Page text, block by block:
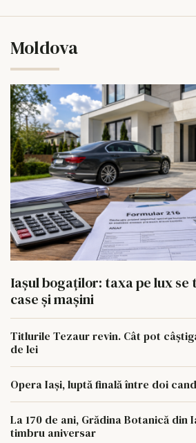
Moldova
Iașul bogaților: taxa pe lux
case și mașini
Titlurile Tezaur revin. Cât pot
de lei
Opera Iași, luptă finală între doi
La 170 de ani, Grădina Botanică din
timbru aniversar